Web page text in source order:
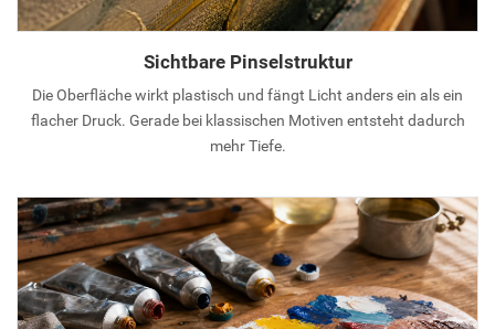
Sichtbare Pinselstruktur
Die Oberfläche wirkt plastisch und fängt Licht anders ein als ein
flacher Druck. Gerade bei klassischen Motiven entsteht dadurch
mehr Tiefe.